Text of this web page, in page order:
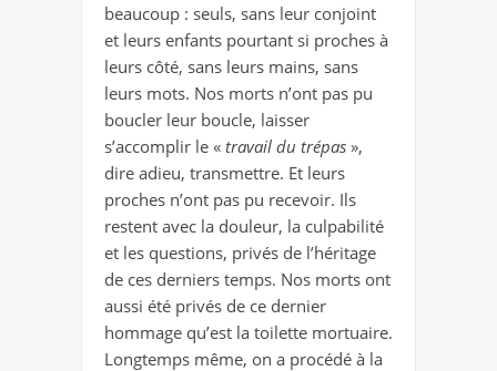
beaucoup : seuls, sans leur conjoint
et leurs enfants pourtant si proches à
leurs côté, sans leurs mains, sans
leurs mots. Nos morts n’ont pas pu
boucler leur boucle, laisser
s’accomplir le « travail du trépas »,
dire adieu, transmettre. Et leurs
proches n’ont pas pu recevoir. Ils
restent avec la douleur, la culpabilité
et les questions, privés de l’héritage
de ces derniers temps. Nos morts ont
aussi été privés de ce dernier
hommage qu’est la toilette mortuaire.
Longtemps même, on a procédé à la